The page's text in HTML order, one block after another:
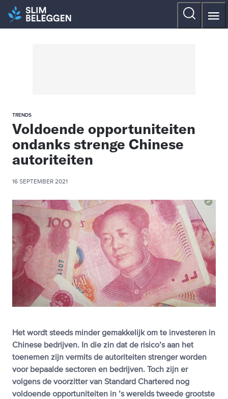
TRENDS
Voldoende opportuniteiten
ondanks strenge Chinese
autoriteiten
16 SEPTEMBER 2021
Het wordt steeds minder gemakkelijk om te investeren in
Chinese bedrijven. In die zin dat de risico’s aan het
toenemen zijn vermits de autoriteiten strenger worden
voor bepaalde sectoren en bedrijven. Toch zijn er
volgens de voorzitter van Standard Chartered nog
voldoende opportuniteiten in ’s werelds tweede grootste